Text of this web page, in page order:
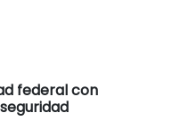
federal con